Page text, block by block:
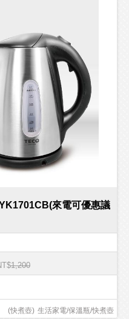
來電可優惠議
1,200
生活家電/保溫瓶/快煮壺
(快煮壺)